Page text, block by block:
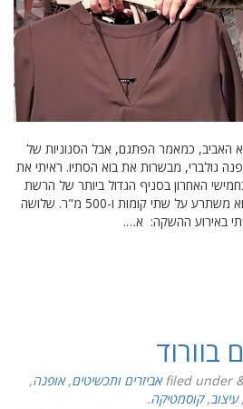
האביב, כמאמר הפתגם, אבל הסנוניות של
גולברי, מבשרות את בוא הסתיו. ראיתי את
האחרון בסניף הגדול ביותר של הרשת
שנפתח ברחוב יפו בירושלים והוא משתרע על שתי קומות ו-500 מ"ר. שלושה
באירוע ההשקה: א….
בוורוד
filed under אביזרים ותכשיטים,אופנה,
,עיצוב,קוסמטיקה.